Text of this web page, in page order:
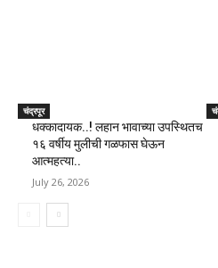
चंद्रपूर
धक्कादायक..! लहान भावाच्या उपस्थितच
१६ वर्षीय मुलीची गळफास घेऊन
आत्महत्या..
July 26, 2026